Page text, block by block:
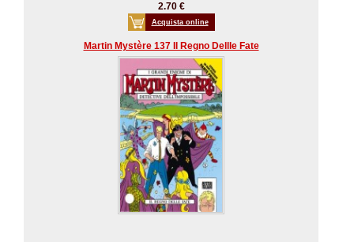
2.70 €
Acquista online
Martin Mystère 137 Il Regno Dellle Fate